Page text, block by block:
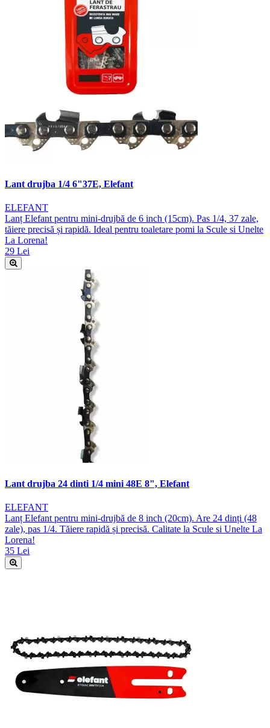
Lant drujba 1/4 6"37E, Elefant
ELEFANT
Lanț Elefant pentru mini-drujbă de 6 inch (15cm). Pas 1/4, 37 zale,
tăiere precisă și rapidă. Ideal pentru toaletare pomi la Scule si Unelte
La Lorena!
29 Lei
Lant drujba 24 dinti 1/4 mini 48E 8", Elefant
ELEFANT
Lanț Elefant pentru mini-drujbă de 8 inch (20cm). Are 24 dinți (48
zale), pas 1/4. Tăiere rapidă și precisă. Calitate la Scule si Unelte La
Lorena!
35 Lei